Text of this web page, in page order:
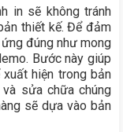
in sẽ không tránh
thiết kế. Để đảm
đúng như mong
Bước này giúp
hiện trong bản
sửa chữa chúng
sẽ dựa vào bản